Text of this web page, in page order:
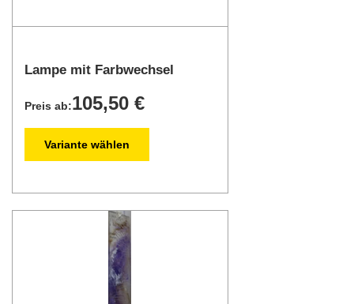
Lampe mit Farbwechsel
Preis ab:105,50 €
Variante wählen